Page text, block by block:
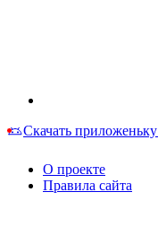
Скачать приложеньку
О проекте
Правила сайта